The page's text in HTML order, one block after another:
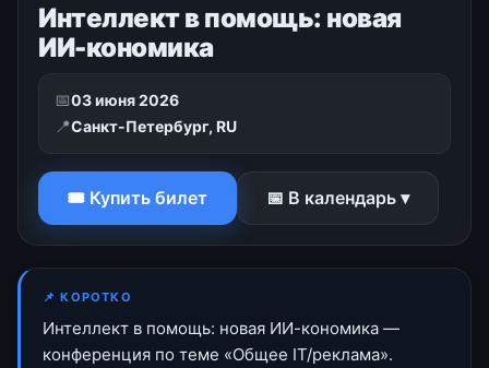
Интеллект в помощь: новая
ИИ-кономика
📅03 июня 2026
📍Санкт-Петербург, RU
🎟 Купить билет 📅 В календарь ▾
📌 КОРОТКО
Интеллект в помощь: новая ИИ-кономика —
конференция по теме «Общее IT/реклама».